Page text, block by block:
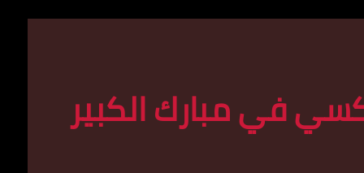
في مبارك الكبير